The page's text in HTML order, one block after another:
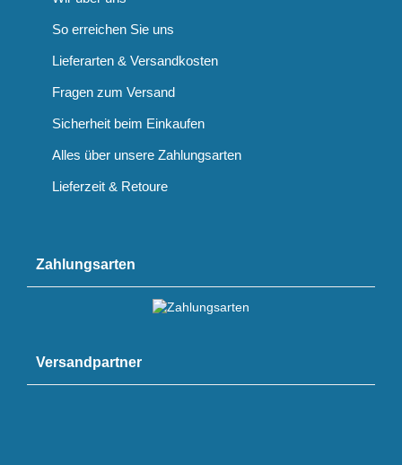
So erreichen Sie uns
Lieferarten & Versandkosten
Fragen zum Versand
Sicherheit beim Einkaufen
Alles über unsere Zahlungsarten
Lieferzeit & Retoure
Zahlungsarten
Versandpartner